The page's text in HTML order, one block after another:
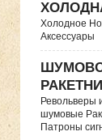
Холодное
Аксессуары
шумовые
Патроны